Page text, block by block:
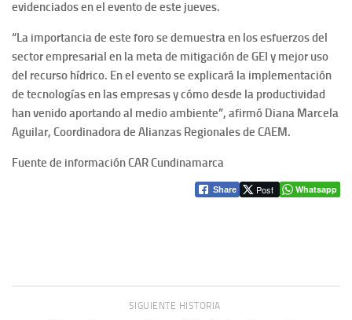
evidenciados en el evento de este jueves.
“La importancia de este foro se demuestra en los esfuerzos del
sector empresarial en la meta de mitigación de GEI y mejor uso
del recurso hídrico. En el evento se explicará la implementación
de tecnologías en las empresas y cómo desde la productividad
han venido aportando al medio ambiente”, afirmó Diana Marcela
Aguilar, Coordinadora de Alianzas Regionales de CAEM.
Fuente de información CAR Cundinamarca
Share Post Whatsapp
SIGUIENTE HISTORIA